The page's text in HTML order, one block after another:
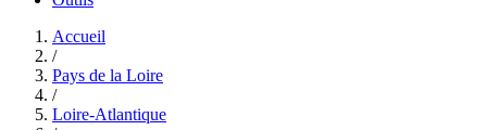
Accueil
/
Pays de la Loire
/
Loire-Atlantique